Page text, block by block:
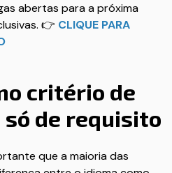
abertas para a próxima
👉 CLIQUE PARA
critério de
só de requisito
que a maioria das